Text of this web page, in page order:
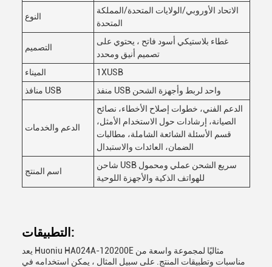
النوع
الاتحاد الأوروبي/الولايات المتحدة/المملكة
المتحدة
التصميم
غطاء بلاستيكي أسود فاتح ، يحتوي على
تصميم أنيق ومحدد
الميناء
1XUSB
منافذ USB
منفذ USB واحد لربط وأجهزة الشحن
الدعم والخدمات
الدعم الفني، خطوات إصلاح الأخطاء، نصائح
الصيانة، إرشادات حول الاستخدام الأمثل،
قسم الأسئلة الشائعة الشاملة، مطالبات
الضمان، العائدات والاستبدال
اسم المنتج
شاحن USB سريع الشحن عملي ومحمول
للهواتف الذكية والأجهزة اللوحية
التطبيقات:
يعد Huoniu HA024A-120200E مثاليًا لمجموعة واسعة من
مناسبات وتطبيقات المنتج. على سبيل المثال ، يمكن استخدامه في